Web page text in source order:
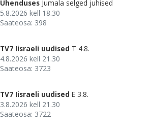
Ühenduses Jumala selged juhised
5.8.2026 kell 18.30
Saateosa: 398
TV7 Iisraeli uudised T 4.8.
4.8.2026 kell 21.30
Saateosa: 3723
TV7 Iisraeli uudised E 3.8.
3.8.2026 kell 21.30
Saateosa: 3722